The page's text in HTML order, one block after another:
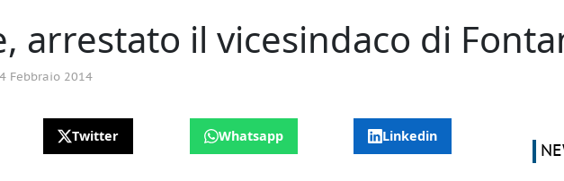
arrestato il vicesindaco di
Febbraio 2014
Twitter Whatsapp Linkedin